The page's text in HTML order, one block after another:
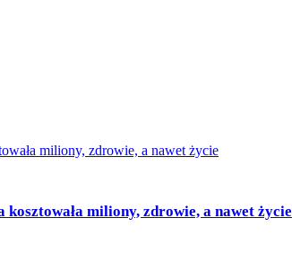
miliony, zdrowie, a nawet życie